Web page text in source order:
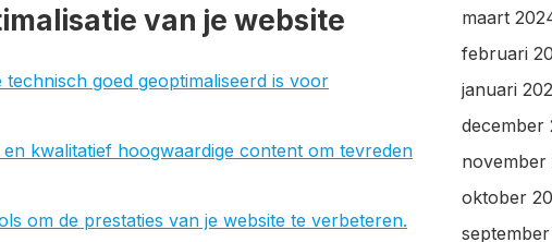
van je website
goed geoptimaliseerd is voor
kwalitatief hoogwaardige content om tevreden
om de prestaties van je website te verbeteren.
maart
februari
januari
december
november
oktober